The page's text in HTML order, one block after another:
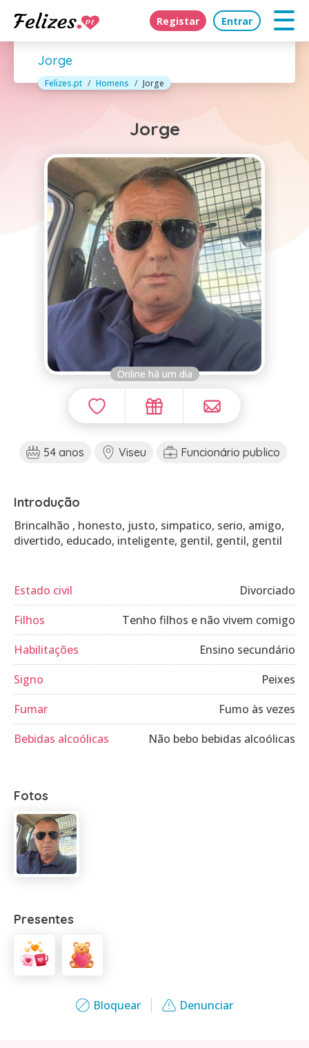
Registar Entrar
Jorge
Felizes.pt Homens Jorge
Jorge
Online há um dia
Bloquear Denunciar
54 anos Viseu Funcionário publico
Introdução
Brincalhão , honesto, justo, simpatico, serio, amigo,
divertido, educado, inteligente, gentil, gentil, gentil
Estado civil
Divorciado
Filhos
Tenho filhos e não vivem comigo
Habilitações
Ensino secundário
Signo
Peixes
Fumar
Fumo às vezes
Bebidas alcoólicas
Não bebo bebidas alcoólicas
Fotos
Presentes